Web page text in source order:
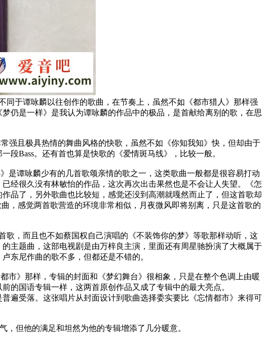
于谭咏麟以往创作的歌曲，在节奏上，虽然不如《都市猎人》那样强
仍是一样》是我认为谭咏麟的作品中的极品，是首献给离别的歌，在思
强且极具热情的舞曲风格的快歌，虽然不如《你知我知》快，但却由于
Bass。还有首也算是快歌的《爱情斑马线》，比较一般。
是谭咏麟少有的几首歌颂亲情的歌之一，这类歌曲一般都是很容易打动
经很久没有林敏怡的作品，这次再次出击果然也是不会让人失望。《怎
品了，另外歌曲也比较短，感觉还没到高潮就嘎然而止了，但这首歌却
，感觉两首歌营造的环境非常相似，月夜微风即将别离，只是这首歌的
，而且也不如蔡国权自己演唱的《不装饰你的梦》等歌那样动听，这
主题曲，这部电视剧是由万梓良主演，里面还有周星驰扮演了大概属于
东尼作曲的歌不多，但都还是不错的。
市》那样，专辑的封面和《梦幻舞台》很相象，只是在整个色调上由暖
的国语专辑一样，这两首原创作品又成了专辑中的最大亮点。
遍受落。这张唱片从封面设计到歌曲选择委实要比《忘情都市》来得可
但他的满足和坦然为他的专辑增添了几分暖意。